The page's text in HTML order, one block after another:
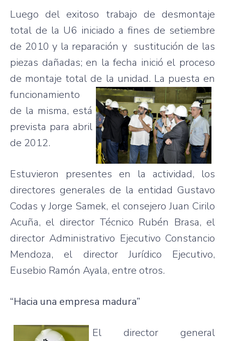
Luego del exitoso trabajo de desmontaje
total de la U6 iniciado a fines de setiembre
de 2010 y la reparación y sustitución de las
piezas dañadas; en la fecha inició el proceso
de montaje total de la unidad. La puesta en
funcionamiento
de la misma, está
prevista para abril
de 2012.
Estuvieron presentes en la actividad, los
directores generales de la entidad Gustavo
Codas y Jorge Samek, el consejero Juan Cirilo
Acuña, el director Técnico Rubén Brasa, el
director Administrativo Ejecutivo Constancio
Mendoza, el director Jurídico Ejecutivo,
Eusebio Ramón Ayala, entre otros.
“Hacia una empresa madura”
El director general